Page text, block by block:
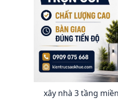
xây nhà 3 tầng